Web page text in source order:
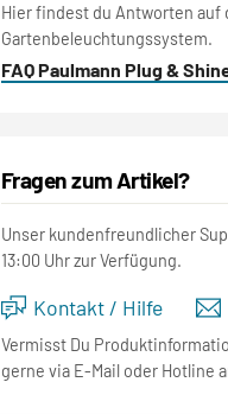
Hier findest du Antworten auf
Gartenbeleuchtungssystem.
FAQ Paulmann Plug &
Fragen zum Artikel?
Unser kundenfreundlicher
13:00 Uhr zur Verfügung.
Kontakt / Hilfe
Vermisst Du
gerne via E-Mail oder Hotline